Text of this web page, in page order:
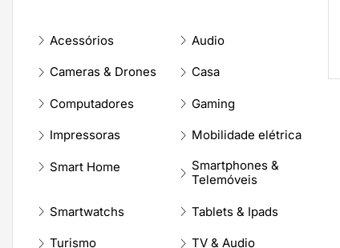
Acessórios Audio
Cameras & Drones Casa
Computadores Gaming
Impressoras Mobilidade elétrica
Smart Home
Smartphones &
Telemóveis
Smartwatchs Tablets & Ipads
Turismo TV & Audio